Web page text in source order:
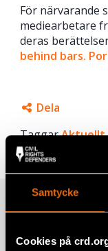
Samtycke
Cookies på
För närvarande
mediearbetare
deras
behind bars.
Dela
Facebook
Google+
Mail
TaggarAktuellt